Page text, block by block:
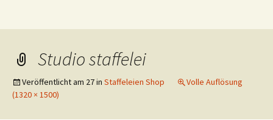
Studio staffelei
Veröffentlicht am 27in Staffeleien Shop
Volle Auflösung
(1320 × 1500)